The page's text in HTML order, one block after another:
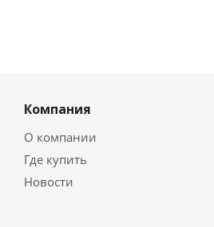
Компания
О компании
Где купить
Новости